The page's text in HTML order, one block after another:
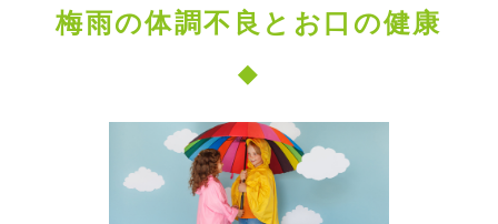
梅雨の体調不良とお口の健康